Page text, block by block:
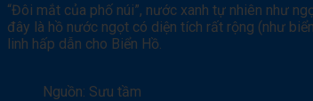
“Đôi mắt của phố núi”, nước xanh tự nhiên như
đây là hồ nước ngọt có diện tích rất rộng (như
linh hấp dẫn cho Biển Hồ.
Nguồn: Sưu tầm